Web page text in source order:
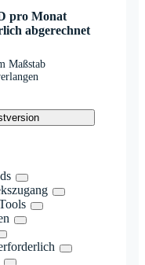
pro Monat
abgerechnet
Maßstab